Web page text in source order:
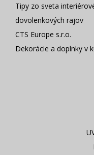
Tipy zo sveta
dovolenkových rajov
CTS Europe s.r.o.
Dekorácie a doplnky v